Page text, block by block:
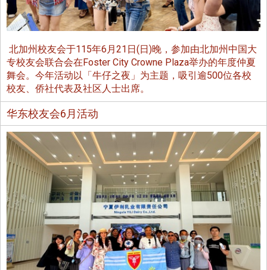
北加州校友会于115年6月21日(日)晚，参加由北加州中国大
专校友会联合会在Foster City Crowne Plaza举办的年度仲夏
舞会。今年活动以「牛仔之夜」为主题，吸引逾500位各校
校友、侨社代表及社区人士出席。
华东校友会6月活动